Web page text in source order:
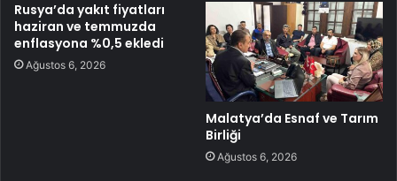
Rusya’da yakıt fiyatları
haziran ve temmuzda
enflasyona %0,5 ekledi
Ağustos 6, 2026
Malatya’da Esnaf ve Tarım
Birliği
Ağustos 6, 2026